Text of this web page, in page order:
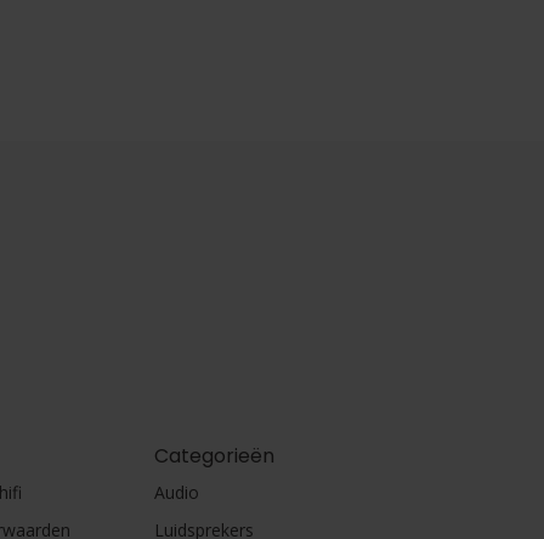
Categorieën
Audio
Luidsprekers